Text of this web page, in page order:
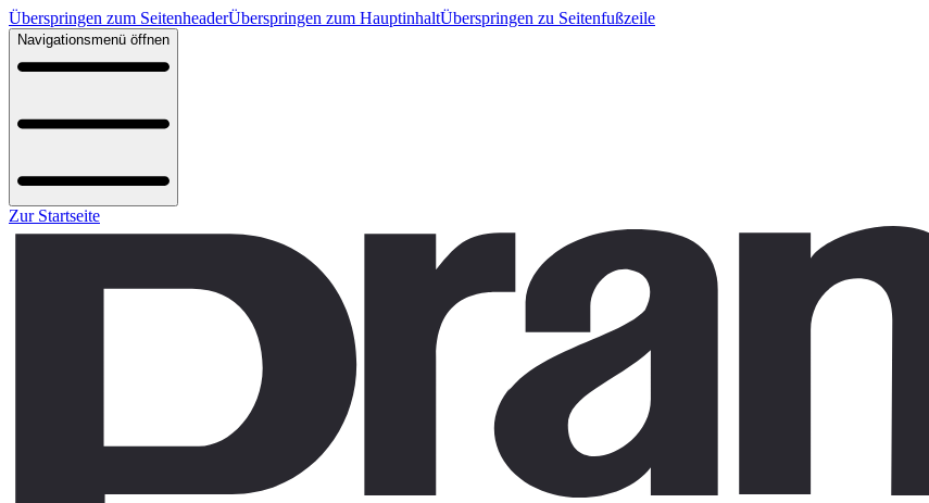
Überspringen zum SeitenheaderÜberspringen zum HauptinhaltÜberspringen zu Seitenfußzeile
Navigationsmenü öffnen
Zur Startseite